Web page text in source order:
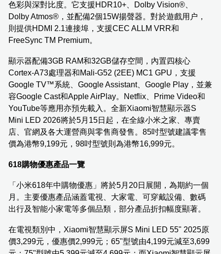
色彩與深對比度。它支援HDR10+、Dolby Vision®、
Dolby Atmos®，並配備2個15W揚聲器。對於遊戲用户，
則提供HDMI 2.1連接埠，支援CEC ALLM VRR和
FreeSync TM Premium。
顯示器配備3GB RAM和32GB儲存空間，內置四核心
Cortex-A73處理器和Mali-G52 (2EE) MC1 GPU，支援
Google TV™系統、Google Assistant、Google Play，並兼
容Google Cast和Apple AirPlay。Netflix、Prime Video和
YouTube等應用亦預先載入。全新Xiaomi智慧顯示器S
Mini LED 2026將於5月15日起，在全線小米之家、專賣
店、官網及各大運營商與零售商發售。85吋型號建議零售
價為港幣9,199元，98吋型號則為港幣16,999元。
618購物優惠產品一覽
「小米618年中購物優惠」將於5月20日展開，為期約一個
月。主要優惠產品涵蓋電視、大家電、可穿戴設備、數碼
出行及智能小家電等多個品類，部分產品折扣幅度顯著。
在電視類別中，Xiaomi智慧顯示屏S Mini LED 55" 2025原
價3,299元，優惠價2,999元；65"型號由4,199元減至3,699